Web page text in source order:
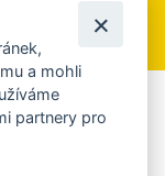
upozornění na
a mohli
partnery pro